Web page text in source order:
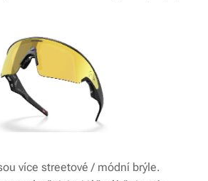
více streetové / módní brýle.